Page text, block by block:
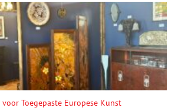
voor Toegepaste Europese Kunst